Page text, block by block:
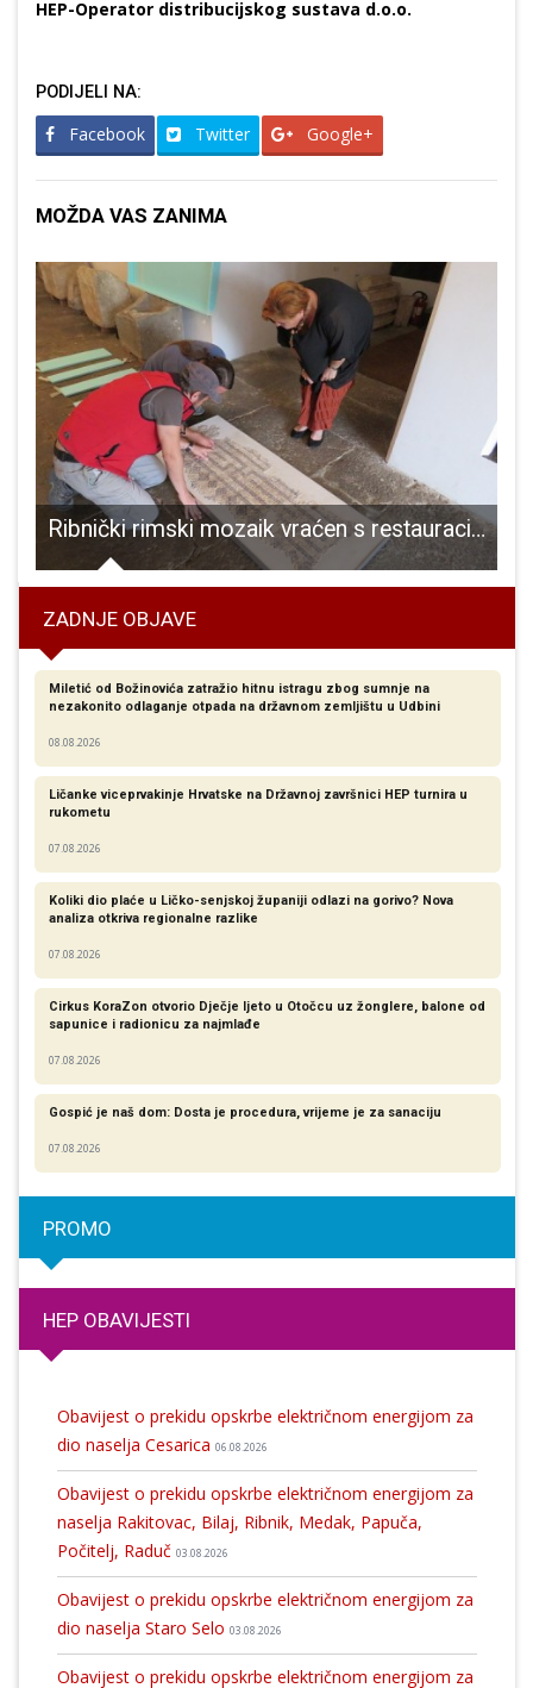
HEP-Operator distribucijskog sustava d.o.o.
PODIJELI NA:
Facebook Twitter Google+
MOŽDA VAS ZANIMA
Ribnički rimski mozaik vraćen s restauracije iz Rijeke u Gospić
ZADNJE OBJAVE
Miletić od Božinovića zatražio hitnu istragu zbog sumnje na
nezakonito odlaganje otpada na državnom zemljištu u Udbini
08.08.2026
Ličanke viceprvakinje Hrvatske na Državnoj završnici HEP turnira u
rukometu
07.08.2026
Koliki dio plaće u Ličko-senjskoj županiji odlazi na gorivo? Nova
analiza otkriva regionalne razlike​
07.08.2026
Cirkus KoraZon otvorio Dječje ljeto u Otočcu uz žonglere, balone od
sapunice i radionicu za najmlađe
07.08.2026
Gospić je naš dom: Dosta je procedura, vrijeme je za sanaciju
07.08.2026
PROMO
HEP OBAVIJESTI
Obavijest o prekidu opskrbe električnom energijom za
dio naselja Cesarica 06.08.2026
Obavijest o prekidu opskrbe električnom energijom za
naselja Rakitovac, Bilaj, Ribnik, Medak, Papuča,
Počitelj, Raduč 03.08.2026
Obavijest o prekidu opskrbe električnom energijom za
dio naselja Staro Selo 03.08.2026
Obavijest o prekidu opskrbe električnom energijom za